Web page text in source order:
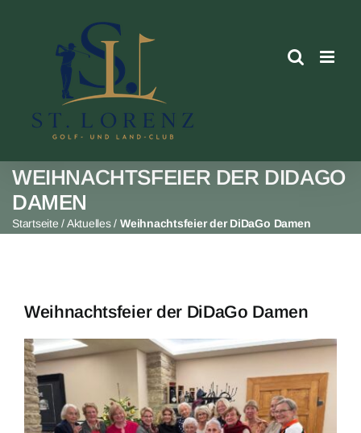
WEIHNACHTSFEIER DER DIDAGO
DAMEN
Startseite /Aktuelles/Weihnachtsfeier der DiDaGo Damen
Weihnachtsfeier der DiDaGo Damen
View
Larger
Image